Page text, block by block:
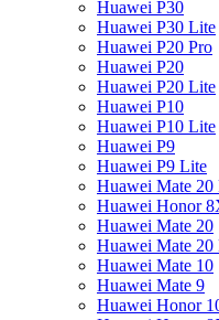
Huawei P30
Huawei P30 Lite
Huawei P20 Pro
Huawei P20
Huawei P20 Lite
Huawei P10
Huawei P10 Lite
Huawei P9
Huawei P9 Lite
Huawei Mate 20
Huawei Honor
Huawei Mate 20
Huawei Mate 20
Huawei Mate 10
Huawei Mate 9
Huawei Honor